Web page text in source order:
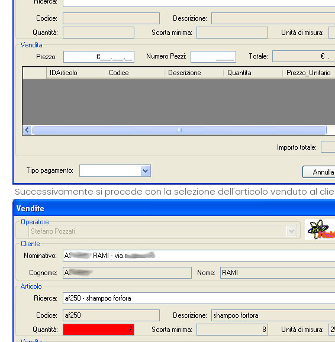
Successivamente si procede con la selezione dell'articolo venduto al